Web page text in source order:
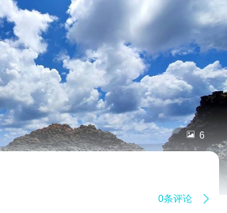
 6
0条评论 